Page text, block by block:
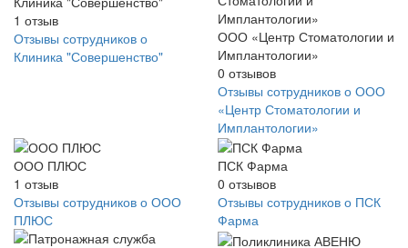
1 отзыв
Отзывы сотрудников о
Клиника "Совершенство"
ООО «Центр Стоматологии и
Имплантологии»
0 отзывов
Отзывы сотрудников о ООО
«Центр Стоматологии и
Имплантологии»
ООО ПЛЮС
1 отзыв
Отзывы сотрудников о ООО
ПЛЮС
ПСК Фарма
0 отзывов
Отзывы сотрудников о ПСК
Фарма